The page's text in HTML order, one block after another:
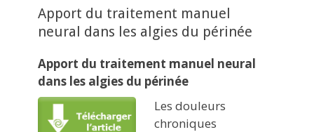
Apport du traitement manuel
neural dans les algies du périnée
Apport du traitement manuel neural
dans les algies du périnée
Les douleurs
chroniques